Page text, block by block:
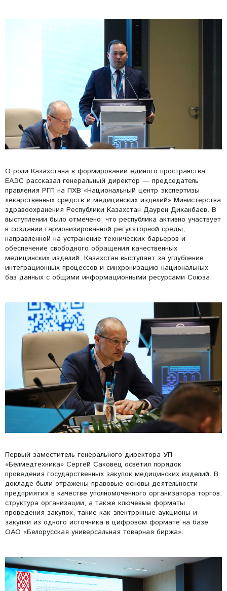
О роли Казахстана в формировании единого пространства
ЕАЭС рассказал генеральный директор — председатель
правления РГП на ПХВ «Национальный центр экспертизы
лекарственных средств и медицинских изделий» Министерства
здравоохранения Республики Казахстан Даурен Диханбаев. В
выступлении было отмечено, что республика активно участвует
в создании гармонизированной регуляторной среды,
направленной на устранение технических барьеров и
обеспечение свободного обращения качественных
медицинских изделий. Казахстан выступает за углубление
интеграционных процессов и синхронизацию национальных
баз данных с общими информационными ресурсами Союза.
Первый заместитель генерального директора УП
«Белмедтехника» Сергей Саковец осветил порядок
проведения государственных закупок медицинских изделий. В
докладе были отражены правовые основы деятельности
предприятия в качестве уполномоченного организатора торгов,
структура организации, а также ключевые форматы
проведения закупок, такие как электронные аукционы и
закупки из одного источника в цифровом формате на базе
ОАО «Белорусская универсальная товарная биржа».